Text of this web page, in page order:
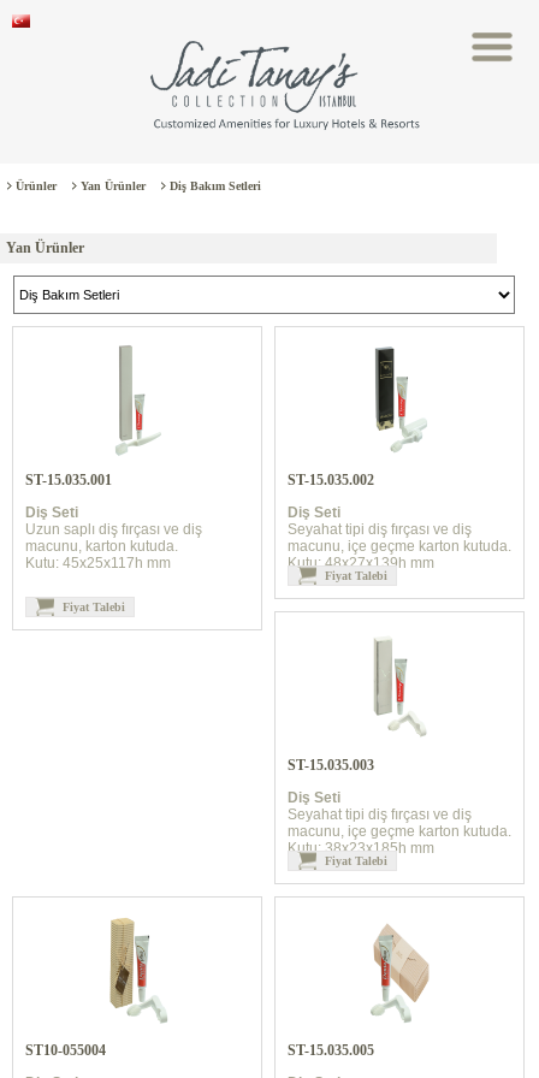
Ürünler Yan Ürünler Diş Bakım Setleri
Yan Ürünler
ST-15.035.001
Diş Seti
Uzun saplı diş fırçası ve diş
macunu, karton kutuda.
Kutu: 45x25x117h mm
Fiyat Talebi
ST-15.035.002
Diş Seti
Seyahat tipi diş fırçası ve diş
macunu, içe geçme karton kutuda.
Kutu: 48x27x139h mm
Fiyat Talebi
ST-15.035.003
Diş Seti
Seyahat tipi diş fırçası ve diş
macunu, içe geçme karton kutuda.
Kutu: 38x23x185h mm
Fiyat Talebi
ST10-055004
ST-15.035.005